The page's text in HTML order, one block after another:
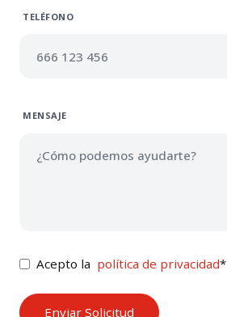
TELÉFONO
MENSAJE
Acepto la política de privacidad*